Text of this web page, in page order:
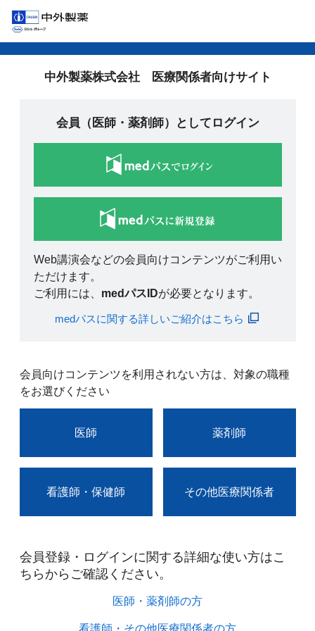
中外製薬株式会社 医療関係者向けサイト
会員（医師・薬剤師）としてログイン
Web講演会などの会員向けコンテンツがご利用い
ただけます。
ご利用には、 medパスIDが必要となります。
medパスに関する詳しいご紹介はこちら
会員向けコンテンツを利用されない方は、対象の職種
をお選びください
医師 薬剤師
看護師・保健師 その他医療関係者
会員登録・ログインに関する詳細な使い方はこ
ちらからご確認ください。​
医師・薬剤師の方​
看護師・その他医療関係者の方​